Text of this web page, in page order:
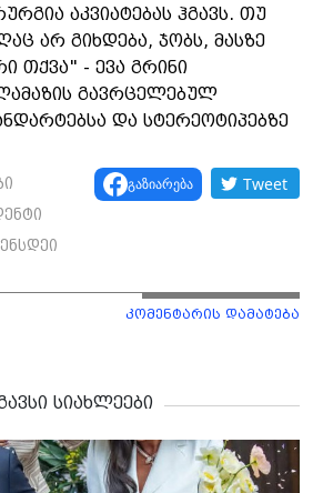
აკვიატებას ჰგავს. თუ
არ გიხდება, ჯობს, მასზე
თქვა" - ევა გრინი
გავრცელებულ
და სტერეოტიპებზე
გაზიარება Tweet
კომენტარის დამატება
სიახლეები